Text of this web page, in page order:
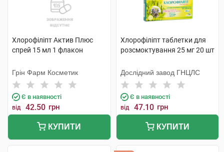
Хлорофіліпт Актив Плюс
спрей 15 мл 1 флакон
Грін Фарм Косметик
Є в наявності
від 42.50 грн
КУПИТИ
Хлорофіліпт таблетки для
розсмоктування 25 мг 20 шт
Дослідний завод ГНЦЛС
Є в наявності
від 47.10 грн
КУПИТИ